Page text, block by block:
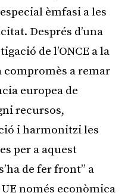
èmfasi a les
Després d’una
de l’ONCE a la
compromès a remar
europea de
recursos,
i harmonitzi les
per a aquest
de fer front” a
només econòmica